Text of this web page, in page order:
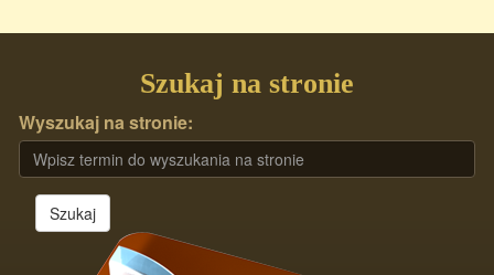
Szukaj na stronie
Wyszukaj na stronie:
Szukaj